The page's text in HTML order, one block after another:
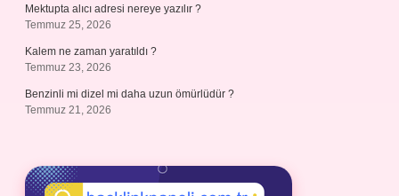
Mektupta alıcı adresi nereye yazılır ?
Temmuz 25, 2026
Kalem ne zaman yaratıldı ?
Temmuz 23, 2026
Benzinli mi dizel mi daha uzun ömürlüdür ?
Temmuz 21, 2026